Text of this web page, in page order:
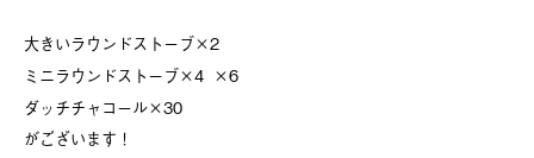
大きいラウンドストーブ×2
ミニラウンドストーブ×4 ×6
ダッチチャコール×30
がございます！